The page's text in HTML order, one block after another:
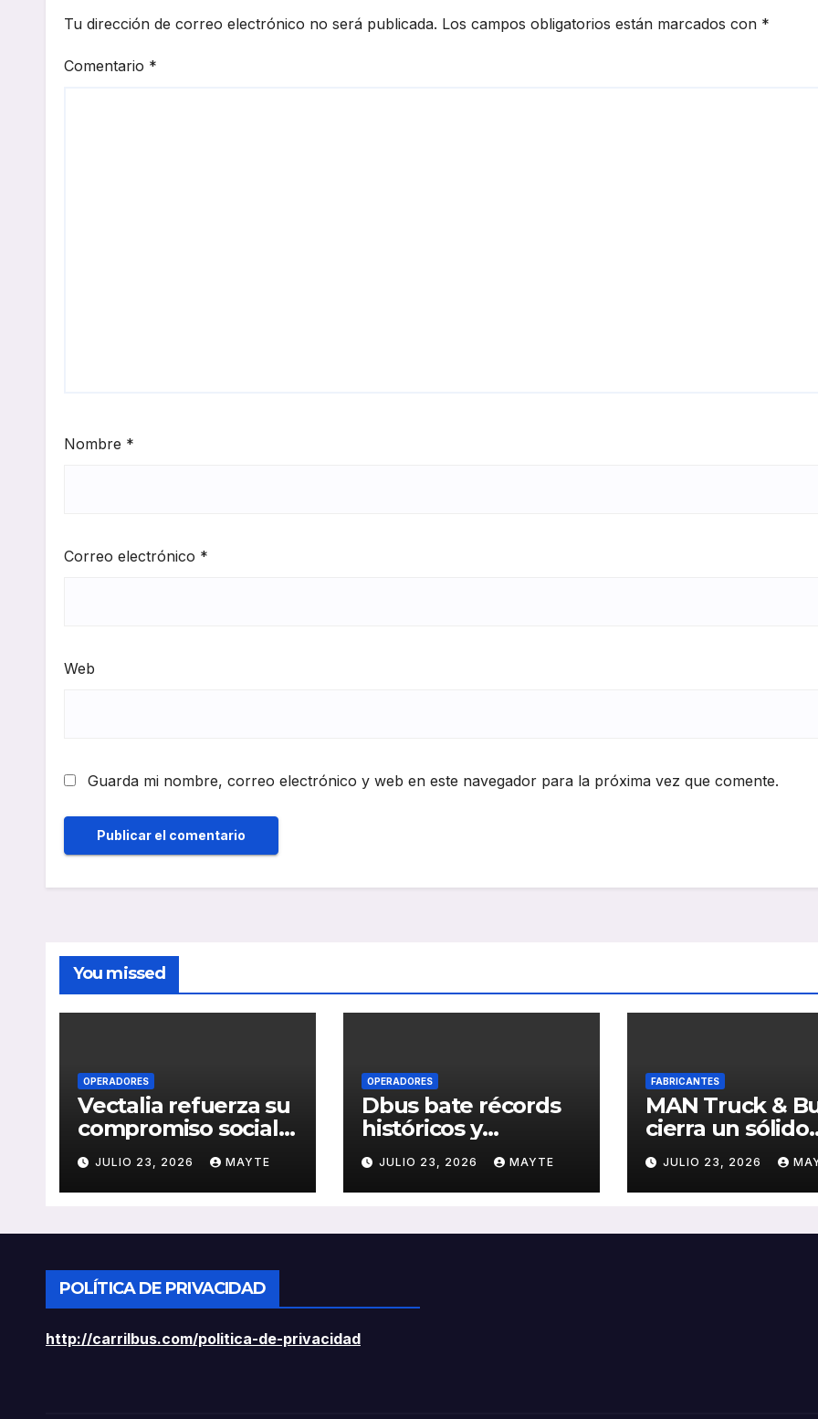
Tu dirección de correo electrónico no será publicada. Los campos obligatorios están marcados con *
Comentario *
Nombre *
Correo electrónico *
Web
Guarda mi nombre, correo electrónico y web en este navegador para la próxima vez que comente.
You missed
OPERADORES
Vectalia refuerza su
compromiso social y
medioambiental
con la publicación
de su Memoria de
JULIO 23, 2026 MAYTE
OPERADORES
Dbus bate récords
históricos y
consolida el auge
del transporte
público en San
JULIO 23, 2026 MAYTE
FABRICANTES
MAN Truck &
cierra un sólido
primer
2026 con
crecimiento en
rentabilidad
JULIO 23, 2026
POLÍTICA DE PRIVACIDAD
http://carrilbus.com/politica-de-privacidad